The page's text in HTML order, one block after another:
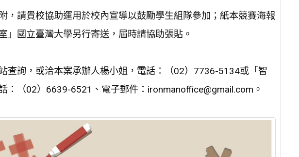
，請貴校協助運用於校內宣導以鼓勵學生組隊參加；紙本競賽海報
」國立臺灣大學另行寄送，屆時請協助張貼。
查詢，或洽本案承辦人楊小姐，電話：（02）7736-5134或「智
：（02）6639-6521、電子郵件：ironmanoffice@gmail.com。